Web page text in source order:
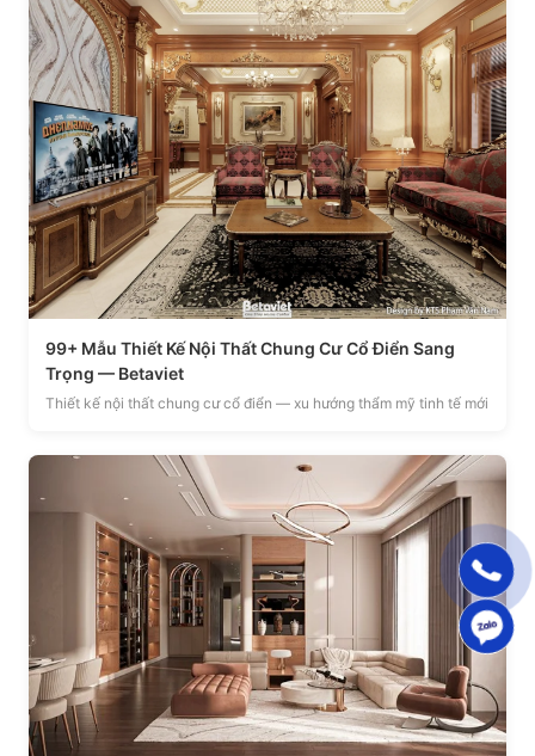
99+ Mẫu Thiết Kế Nội Thất Chung Cư Cổ Điển Sang
Trọng — Betaviet
Thiết kế nội thất chung cư cổ điển — xu hướng thẩm mỹ tinh tế mới